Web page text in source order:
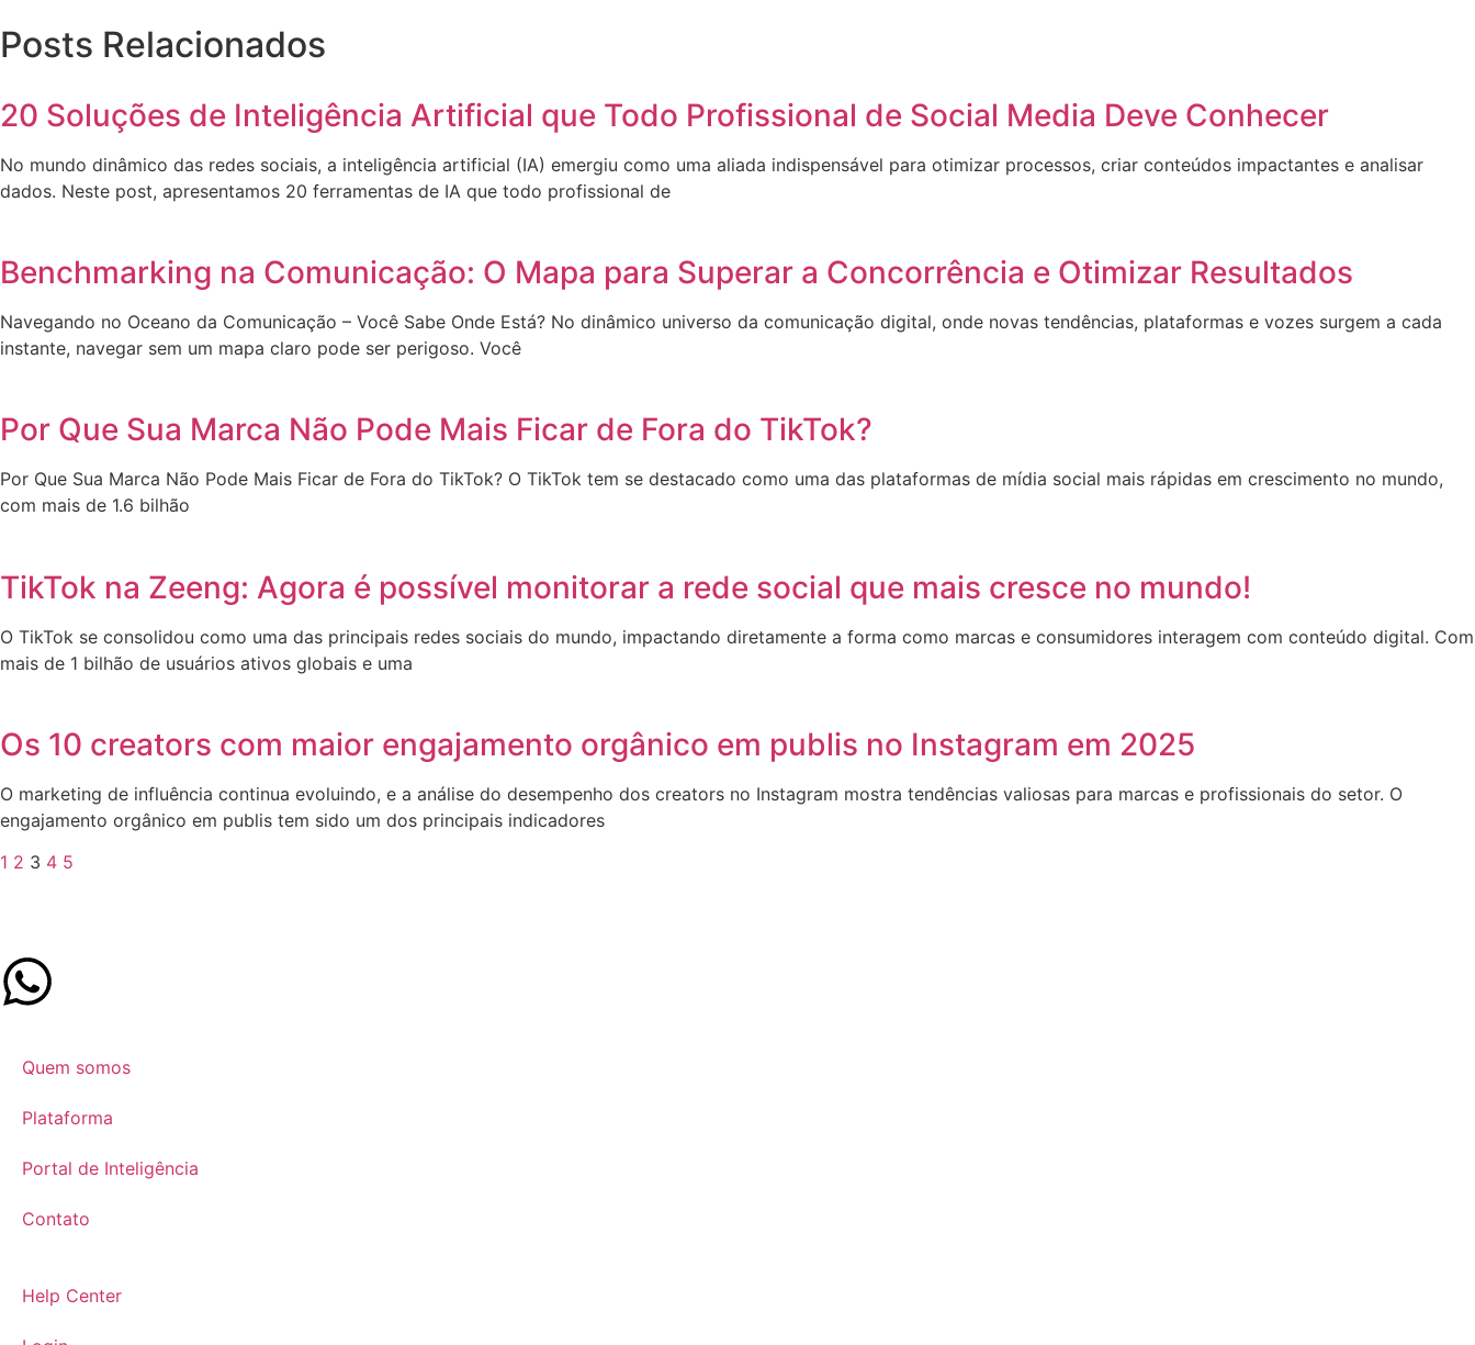
Posts Relacionados
20 Soluções de Inteligência Artificial que Todo Profissional de Social Media Deve Conhecer
No mundo dinâmico das redes sociais, a inteligência artificial (IA) emergiu como uma aliada indispensável para otimizar processos, criar conteúdos impactantes e analisar
dados. Neste post, apresentamos 20 ferramentas de IA que todo profissional de
Benchmarking na Comunicação: O Mapa para Superar a Concorrência e Otimizar Resultados
Navegando no Oceano da Comunicação – Você Sabe Onde Está? No dinâmico universo da comunicação digital, onde novas tendências, plataformas e vozes surgem a cada
instante, navegar sem um mapa claro pode ser perigoso. Você
Por Que Sua Marca Não Pode Mais Ficar de Fora do TikTok?
Por Que Sua Marca Não Pode Mais Ficar de Fora do TikTok? O TikTok tem se destacado como uma das plataformas de mídia social mais rápidas em crescimento no mundo,
com mais de 1.6 bilhão
TikTok na Zeeng: Agora é possível monitorar a rede social que mais cresce no mundo!
O TikTok se consolidou como uma das principais redes sociais do mundo, impactando diretamente a forma como marcas e consumidores interagem com conteúdo digital. Com
mais de 1 bilhão de usuários ativos globais e uma
Os 10 creators com maior engajamento orgânico em publis no Instagram em 2025
O marketing de influência continua evoluindo, e a análise do desempenho dos creators no Instagram mostra tendências valiosas para marcas e profissionais do setor. O
engajamento orgânico em publis tem sido um dos principais indicadores
1 2 3 4 5
Quem somos
Plataforma
Portal de Inteligência
Contato
Help Center